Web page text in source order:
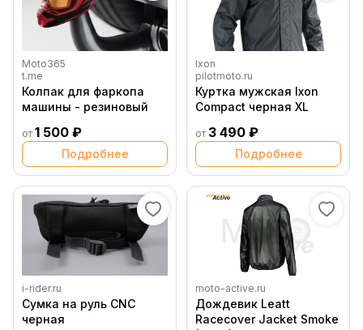
Moto365
t.me
Колпак для фаркопа
машины - резиновый
от 1 500 ₽
Подробнее
Ixon
pilotmoto.ru
Куртка мужская Ixon
Compact черная XL
от 3 490 ₽
Подробнее
i-rider.ru
Сумка на руль CNC
черная
moto-active.ru
Дождевик Leatt
Racecover Jacket Smoke